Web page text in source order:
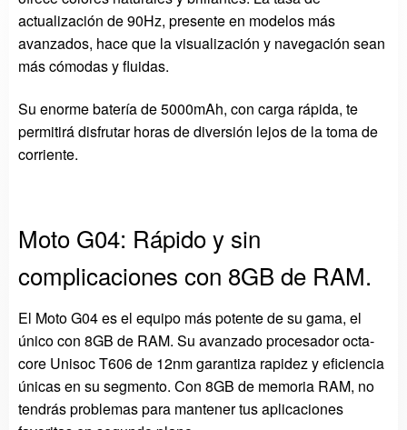
actualización de 90Hz, presente en modelos más
avanzados, hace que la visualización y navegación sean
más cómodas y fluidas.
Su enorme batería de 5000mAh, con carga rápida, te
permitirá disfrutar horas de diversión lejos de la toma de
corriente.
Moto G04: Rápido y sin
complicaciones con 8GB de RAM.
El Moto G04 es el equipo más potente de su gama, el
único con 8GB de RAM. Su avanzado procesador octa-
core Unisoc T606 de 12nm garantiza rapidez y eficiencia
únicas en su segmento. Con 8GB de memoria RAM, no
tendrás problemas para mantener tus aplicaciones